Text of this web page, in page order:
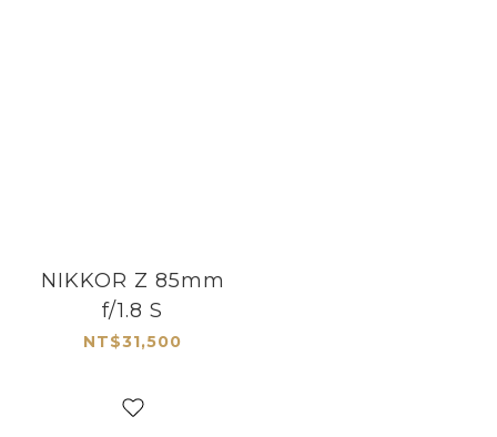
NIKKOR Z 85mm
f/1.8 S
NT$31,500